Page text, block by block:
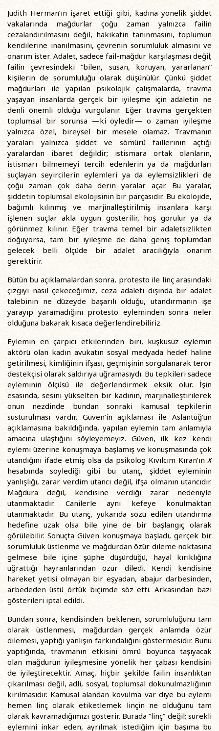
Judith Herman’ın işaret ettiği gibi, kadına yönelik şiddet
vakalarında mağdurlar çoğu zaman yalnızca failin
cezalandırılmasını değil, hakikatin tanınmasını, toplumun
kendilerine inanılmasını, çevrenin sorumluluk almasını ve
onarım ister. Adalet, sadece fail-mağdur karşılaşması değil;
failin çevresindeki “bilen, susan, koruyan, yararlanan”
kişilerin de sorumluluğu olarak düşünülür. Çünkü şiddet
mağdurları ile yapılan psikolojik çalışmalarda, travma
yaşayan insanlarda gerçek bir iyileşme için adaletin ne
denli önemli olduğu vurgulanır. Eğer travma gerçekten
toplumsal bir sorunsa —ki öyledir— o zaman iyileşme
yalnızca özel, bireysel bir mesele olamaz. Travmanın
yaraları yalnızca şiddet ve sömürü faillerinin açtığı
yaralardan ibaret değildir; istismara ortak olanların,
istismarı bilmemeyi tercih edenlerin ya da mağdurları
suçlayan seyircilerin eylemleri ya da eylemsizlikleri de
çoğu zaman çok daha derin yaralar açar. Bu yaralar,
şiddetin toplumsal ekolojisinin bir parçasıdır. Bu ekolojide,
bağımlı kılınmış ve marjinalleştirilmiş insanlara karşı
işlenen suçlar akla uygun gösterilir, hoş görülür ya da
görünmez kılınır. Eğer travma temel bir adaletsizlikten
doğuyorsa, tam bir iyileşme de daha geniş toplumdan
gelecek belli ölçüde bir adalet aracılığıyla onarım
gerektirir.
Bütün bu açıklamalardan sonra, protesto ile linç arasındaki
çizgiyi nasıl çekeceğimiz, ceza adaleti dışında bir adalet
talebinin ne düzeyde başarılı olduğu, utandırmanın işe
yarayıp yaramadığını protesto eyleminden sonra neler
olduğuna bakarak kısaca değerlendirebiliriz.
Eylemin en çarpıcı etkilerinden biri, kuşkusuz eylemin
aktörü olan kadın avukatın sosyal medyada hedef haline
getirilmesi, kimliğinin ifşası, geçmişinin sorgulanarak terör
destekçisi olarak saldırıya uğramasıydı. Bu tepkileri sadece
eyleminin ölçüsü ile değerlendirmek eksik olur. İşin
esasında, sesini yükselten bir kadının, marjinalleştirilerek
onun nezdinde bundan sonraki kamusal tepkilerin
susturulması vardır. Güven’in açıklaması ile Aslantuğ’un
açıklamasına bakıldığında, yapılan eylemin tam anlamıyla
amacına ulaştığını söyleyemeyiz. Güven, ilk kez kendi
eylemi üzerine konuşmaya başlamış ve konuşmasında çok
utandığını ifade etmiş olsa da psikolog Kıvılcım Kıran’ınX
hesabında söylediği gibi bu utanç, şiddet eyleminin
yanlışlığı, zarar verdim utancı değil, ifşa olmanın utancıdır.
Mağdura değil, kendisine verdiği zarar nedeniyle
utanmaktadır. Canilerle aynı kefeye konulmaktan
utanmaktadır. Bu utanç, yukarıda sözü edilen utandırma
hedefine uzak olsa bile yine de bir başlangıç olarak
görülebilir. Sonuçta Güven konuşmaya başladı, gerçek bir
sorumluluk üstlenme ve mağdurdan özür dileme noktasına
gelmese bile içine şüphe düşürdüğü, hayal kırıklığına
uğrattığı hayranlarından özür diledi. Kendi kendisine
hareket yetisi olmayan bir eşyadan, abajur darbesinden,
arbededen üstü örtük biçimde söz etti. Arkasından bazı
gösterileri iptal edildi.
Bundan sonra, kendisinden beklenen, sorumluluğunu tam
olarak üstlenmesi, mağdurdan gerçek anlamda özür
dilemesi, yaptığı yanlışın farkındalığını göstermesidir. Bunu
yaptığında, travmanın etkisini ömrü boyunca taşıyacak
olan mağdurun iyileşmesine yönelik her çabası kendisini
de iyileştirecektir. Amaç, hiçbir şekilde failin insanlıktan
çıkarılması değil, adli, sosyal, toplumsal dokunulmazlığının
kırılmasıdır. Kamusal alandan kovulma var diye bu eylemi
hemen linç olarak etiketlemek linçin ne olduğunu tam
olarak kavramadığımızı gösterir. Burada “linç” değil; sürekli
eylemini inkar eden, ayrılmak istediğim için başıma bu